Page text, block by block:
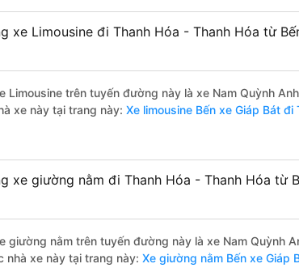
xe Limousine đi Thanh Hóa - Thanh Hóa từ
Limousine trên tuyến đường này là xe Nam Quỳnh
xe này tại trang này: Xe limousine Bến xe Giáp Bát đi
xe giường nằm đi Thanh Hóa - Thanh Hóa từ
giường nằm trên tuyến đường này là xe Nam Quỳnh
nhà xe này tại trang này: Xe giường nằm Bến xe Giáp